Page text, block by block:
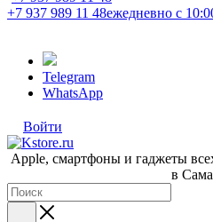
+7 937 989 11 48ежедневно с
Telegram
WhatsApp
Войти
Apple, cмартфоны и гаджеты
в